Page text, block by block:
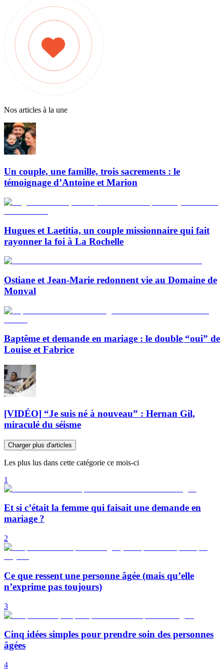
Nos articles à la une
Un couple, une famille, trois sacrements : le
témoignage d’Antoine et Marion
Hugues et Laetitia, un couple missionnaire qui fait
rayonner la foi à La Rochelle
Ostiane et Jean-Marie redonnent vie au Domaine de
Monval
Baptême et demande en mariage : le double “oui” de
Louise et Fabrice
[VIDÉO] “Je suis né à nouveau” : Hernan Gil,
miraculé du séisme
Charger plus d'articles
Les plus lus dans cette catégorie ce mois-ci
1
Et si c’était la femme qui faisait une demande en
mariage ?
2
Ce que ressent une personne âgée (mais qu’elle
n’exprime pas toujours)
3
Cinq idées simples pour prendre soin des personnes
âgées
4